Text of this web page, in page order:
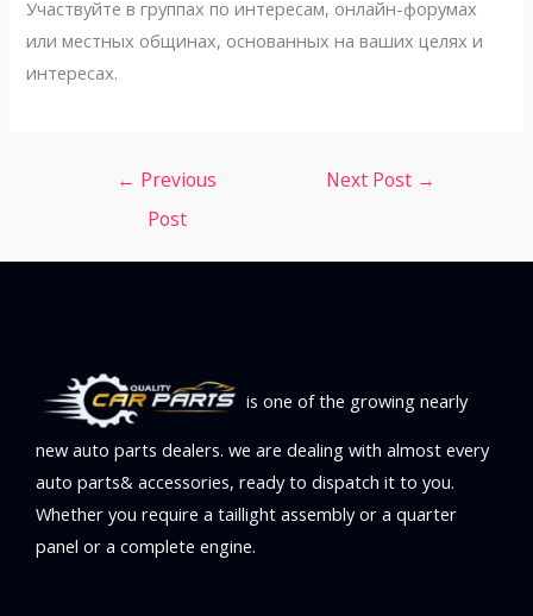
Участвуйте в группах по интересам, онлайн-форумах
или местных общинах, основанных на ваших целях и
интересах.
← Previous
Post
Next Post →
is one of the growing nearly
new auto parts dealers. we are dealing with almost every
auto parts& accessories, ready to dispatch it to you.
Whether you require a taillight assembly or a quarter
panel or a complete engine.